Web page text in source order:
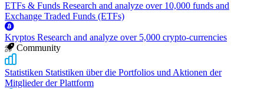
ETFs & Funds Research and analyze over 10,000 funds and
Exchange Traded Funds (ETFs)
Kryptos Research and analyze over 5,000 crypto-currencies
Community
Statistiken Statistiken über die Portfolios und Aktionen der
Mitglieder der Plattform